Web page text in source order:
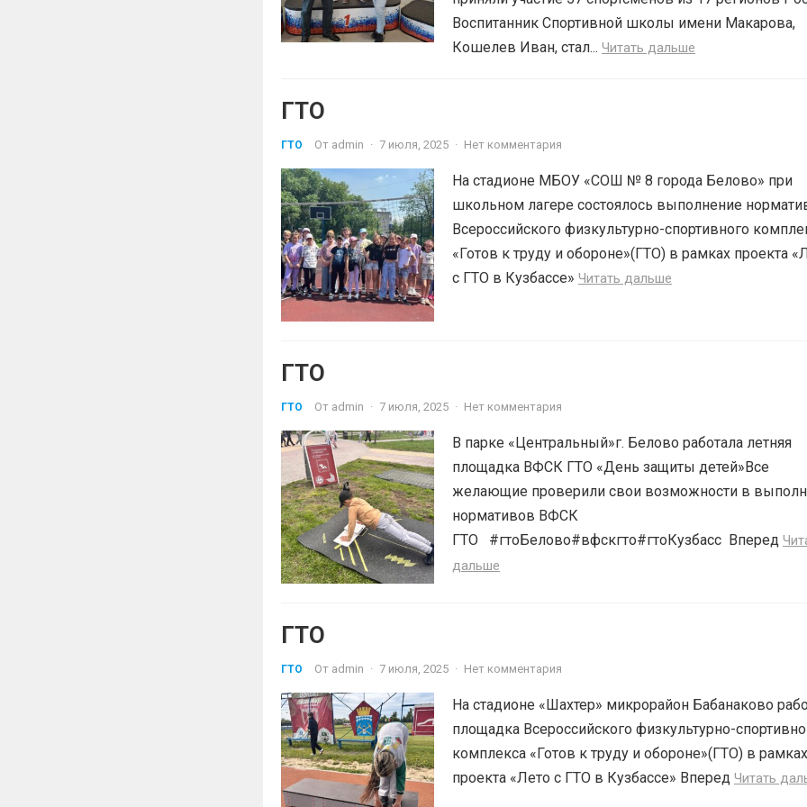
Воспитанник Спортивной школы имени Макарова,
Кошелев Иван, стал... Читать дальше
ГТО
ГТО От admin · 7 июля, 2025 · Нет комментария
На стадионе МБОУ «СОШ № 8 города Белово» при
школьном лагере состоялось выполнение
Всероссийского физкультурно-спортивного
«Готов к труду и обороне»(ГТО) в рамках проекта
с ГТО в Кузбассе» Читать дальше
ГТО
ГТО От admin · 7 июля, 2025 · Нет комментария
В парке «Центральный»г. Белово работала летняя
площадка ВФСК ГТО «День защиты детей»Все
желающие проверили свои возможности в
нормативов ВФСК
ГТО️⁣⁣⠀#гтоБелово#вфскгто#гтоКузбасс ⁣ Вперед
дальше
ГТО
ГТО От admin · 7 июля, 2025 · Нет комментария
На стадионе «Шахтер» микрорайон Бабанаково
площадка Всероссийского физкультурно-
комплекса «Готов к труду и обороне»(ГТО) в рамках
проекта «Лето с ГТО в Кузбассе» Вперед Читать